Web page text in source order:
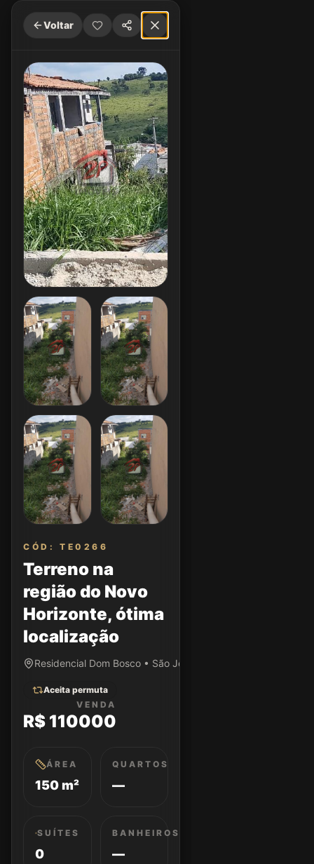
Voltar
CÓD: TE0266
Terreno na
região do Novo
Horizonte, ótima
localização
Residencial Dom Bosco • São José dos Campos/SP
Aceita permuta
VENDA
R$ 110000
ÁREA
150 m²
QUARTOS
—
SUÍTES
0
BANHEIROS
—